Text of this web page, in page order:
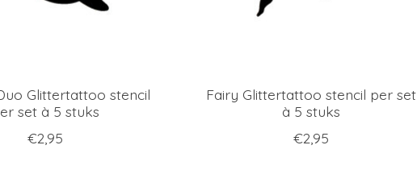
Glittertattoo stencil
set à 5 stuks
€2,95
Fairy Glittertattoo stencil per set
à 5 stuks
€2,95